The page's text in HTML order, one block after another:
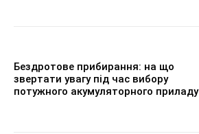
Бездротове прибирання: на що
звертати увагу під час вибору
потужного акумуляторного приладу